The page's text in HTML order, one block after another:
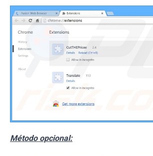
Método opcional: